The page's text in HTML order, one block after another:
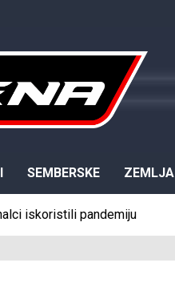
SEMBERSKE ZEMLJA
iskoristili pandemiju